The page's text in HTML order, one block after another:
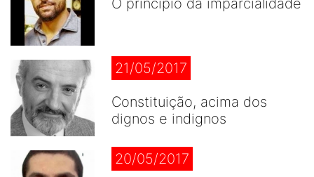
O princípio da imparcialidade
21/05/2017
Constituição, acima dos
dignos e indignos
20/05/2017